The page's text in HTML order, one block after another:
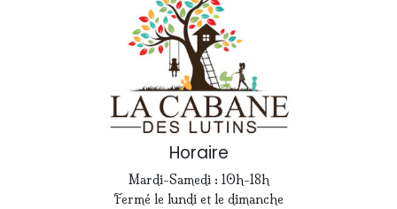
Horaire
Mardi-Samedi : 10h-18h
Fermé le lundi et le dimanche